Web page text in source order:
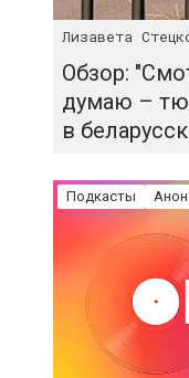
Лизавета
Обзор:
думаю –
в
Подкасты